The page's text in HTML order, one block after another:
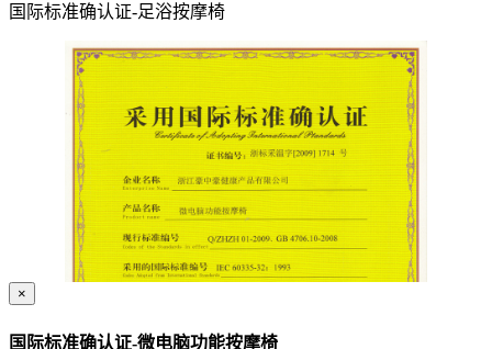
国际标准确认证-足浴按摩椅
×
国际标准确认证-微电脑功能按摩椅